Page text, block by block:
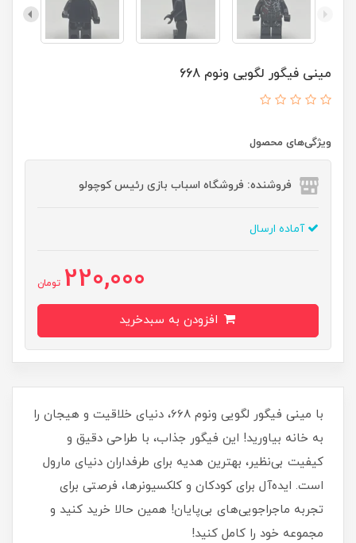
مینی فیگور لگویی ونوم 668
ویژگی‌های محصول
فروشنده: فروشگاه اسباب بازی رئیس کوچولو
آماده ارسال
220,000 تومان
با مینی فیگور لگویی ونوم 668، دنیای خلاقیت و هیجان را
به خانه بیاورید! این فیگور جذاب، با طراحی دقیق و
کیفیت بی‌نظیر، بهترین هدیه برای طرفداران دنیای مارول
است. ایده‌آل برای کودکان و کلکسیونرها، فرصتی برای
تجربه ماجراجویی‌های بی‌پایان! همین حالا خرید کنید و
مجموعه خود را کامل کنید!